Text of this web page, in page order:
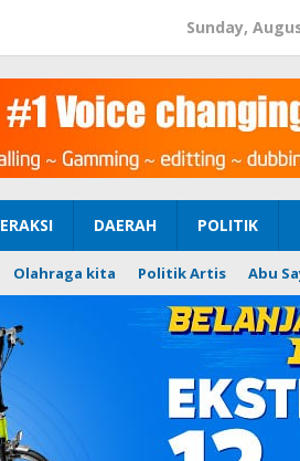
Sunday,
DAERAH POLITIK
Olahraga kita Politik Artis Abu